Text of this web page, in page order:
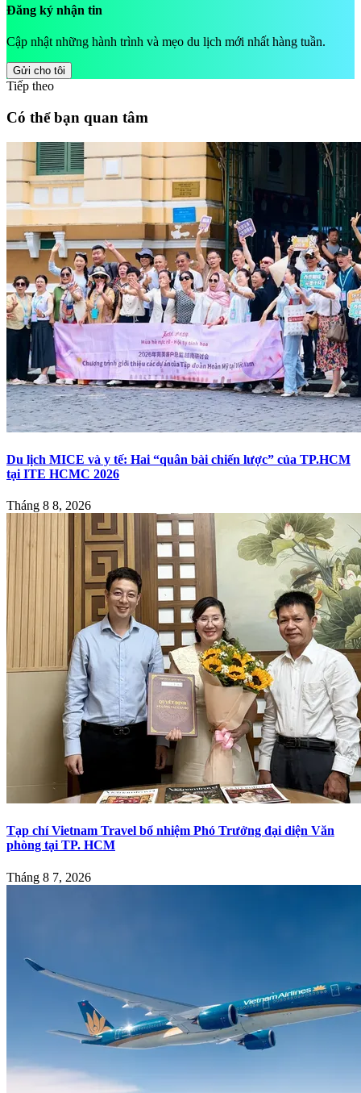
Đăng ký nhận tin
Cập nhật những hành trình và mẹo du lịch mới nhất hàng tuần.
Gửi cho tôi
Tiếp theo
Có thể bạn quan tâm
Du lịch MICE và y tế: Hai “quân bài chiến lược” của TP.HCM
tại ITE HCMC 2026
Tháng 8 8, 2026
Tạp chí Vietnam Travel bổ nhiệm Phó Trưởng đại diện Văn
phòng tại TP. HCM
Tháng 8 7, 2026